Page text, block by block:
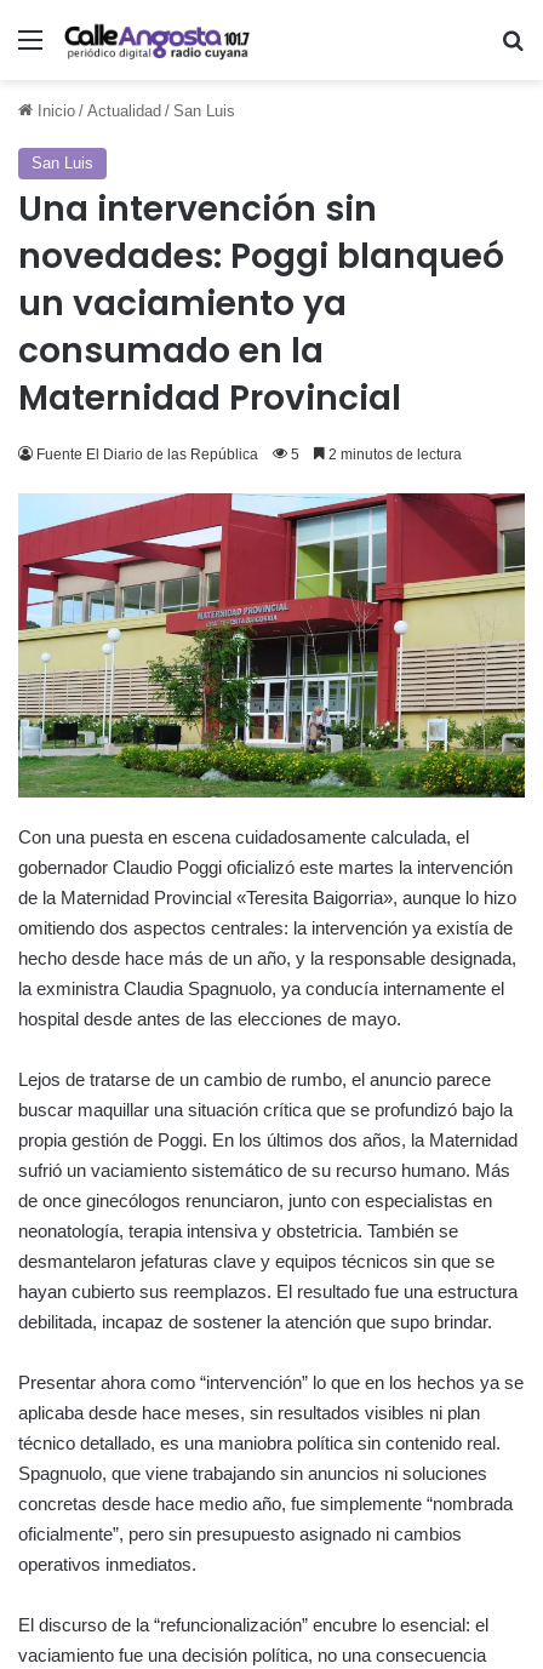
Menú
Inicio / Actualidad / San Luis
San Luis
Una intervención sin
novedades: Poggi blanqueó
un vaciamiento ya
consumado en la
Maternidad Provincial
Fuente El Diario de las República 5 2 minutos de lectura
Con una puesta en escena cuidadosamente calculada, el
gobernador Claudio Poggi oficializó este martes la intervención
de la Maternidad Provincial «Teresita Baigorria», aunque lo hizo
omitiendo dos aspectos centrales: la intervención ya existía de
hecho desde hace más de un año, y la responsable designada,
la exministra Claudia Spagnuolo, ya conducía internamente el
hospital desde antes de las elecciones de mayo.
Lejos de tratarse de un cambio de rumbo, el anuncio parece
buscar maquillar una situación crítica que se profundizó bajo la
propia gestión de Poggi. En los últimos dos años, la Maternidad
sufrió un vaciamiento sistemático de su recurso humano. Más
de once ginecólogos renunciaron, junto con especialistas en
neonatología, terapia intensiva y obstetricia. También se
desmantelaron jefaturas clave y equipos técnicos sin que se
hayan cubierto sus reemplazos. El resultado fue una estructura
debilitada, incapaz de sostener la atención que supo brindar.
Presentar ahora como “intervención” lo que en los hechos ya se
aplicaba desde hace meses, sin resultados visibles ni plan
técnico detallado, es una maniobra política sin contenido real.
Spagnuolo, que viene trabajando sin anuncios ni soluciones
concretas desde hace medio año, fue simplemente “nombrada
oficialmente”, pero sin presupuesto asignado ni cambios
operativos inmediatos.
El discurso de la “refuncionalización” encubre lo esencial: el
vaciamiento fue una decisión política, no una consecuencia